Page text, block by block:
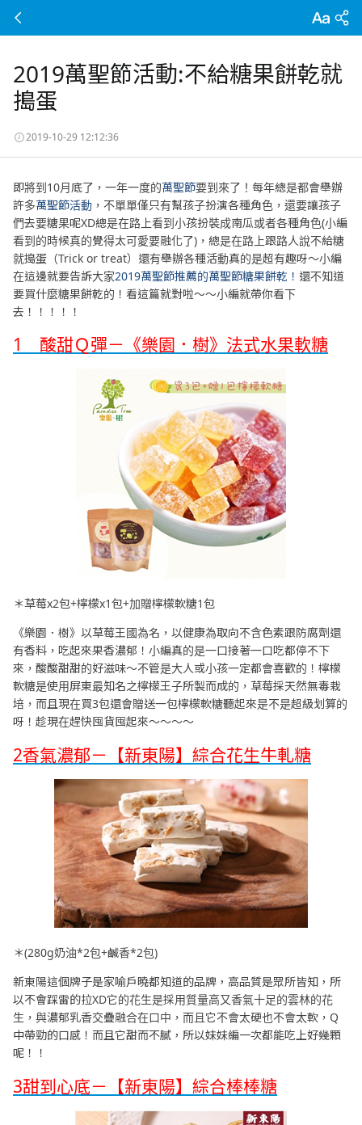
2019萬聖節活動:不給糖果餅乾就
搗蛋
2019-10-29 12:12:36
即將到10月底了，一年一度的萬聖節要到來了！每年總是都會舉辦
許多萬聖節活動 ，不單單僅只有幫孩子扮演各種角色，還要讓孩子
們去要糖果呢XD總是在路上看到小孩扮裝成南瓜或者各種角色(小編
看到的時候真的覺得太可愛要融化了)，總是在路上跟路人說不給糖
就搗蛋（Trick or treat）還有舉辦各種活動真的是超有趣呀～小編
在這邊就要告訴大家2019萬聖節推薦的萬聖節糖果餅乾！ 還不知道
要買什麼糖果餅乾的！看這篇就對啦～～小編就帶你看下
去！！！！！
1 酸甜Ｑ彈－《樂園．樹》法式水果軟糖
＊草莓x2包+檸檬x1包+加贈檸檬軟糖1包
《樂園．樹》以草莓王國為名，以健康為取向不含色素跟防腐劑還
有香料，吃起來果香濃郁！小編真的是一口接著一口吃都停不下
來，酸酸甜甜的好滋味～不管是大人或小孩一定都會喜歡的！檸檬
軟糖是使用屏東最知名之檸檬王子所製而成的，草莓採天然無毒栽
培，而且現在買3包還會贈送一包檸檬軟糖聽起來是不是超級划算的
呀！趁現在趕快囤貨囤起來～～～～
2香氣濃郁－【新東陽】綜合花生牛軋糖
＊(280g奶油*2包+鹹香*2包)
新東陽這個牌子是家喻戶曉都知道的品牌，高品質是眾所皆知，所
以不會踩雷的拉XD它的花生是採用質量高又香氣十足的雲林的花
生，與濃郁乳香交疊融合在口中，而且它不會太硬也不會太軟，Q
中帶勁的口感！而且它甜而不膩，所以妹妹編一次都能吃上好幾顆
呢！！
3甜到心底－【新東陽】綜合棒棒糖